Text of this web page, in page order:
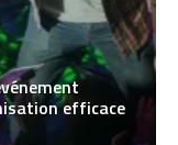
efficace